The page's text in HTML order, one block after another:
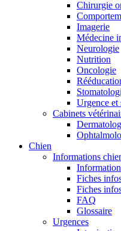
Chirurgie
Imagerie
Médecine
Neurologie
Nutrition
Oncologie
Urgence et
Cabinets
Chien
Informations
Fiches
Fiches
FAQ
Glossaire
Urgences